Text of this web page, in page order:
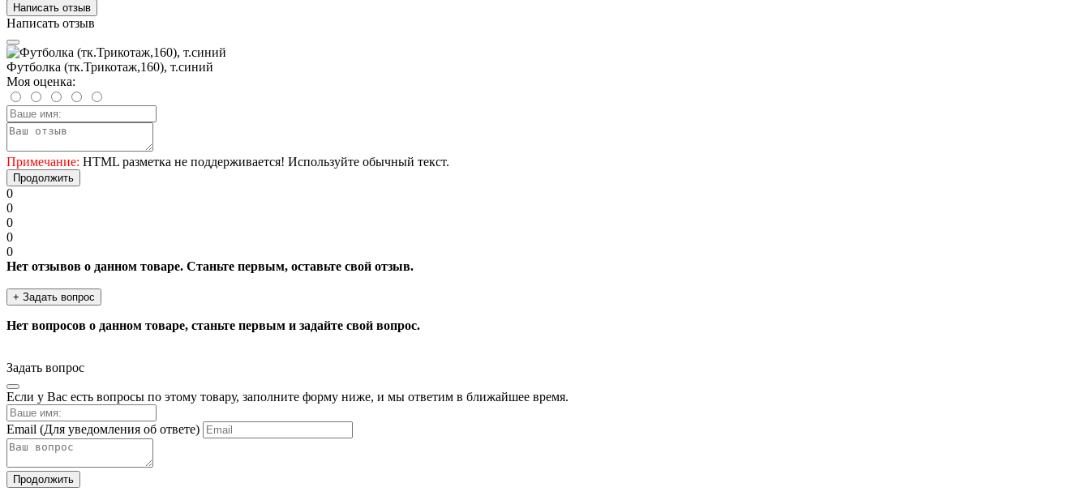
Написать отзыв
Написать отзыв
Футболка (тк.Трикотаж,160), т.синий
Моя оценка:
Примечание: HTML разметка не поддерживается! Используйте обычный текст.
Продолжить
0
0
0
0
0
Нет отзывов о данном товаре. Станьте первым, оставьте свой отзыв.
+ Задать вопрос
Нет вопросов о данном товаре, станьте первым и задайте свой вопрос.
Задать вопрос
Если у Вас есть вопросы по этому товару, заполните форму ниже, и мы ответим в ближайшее время.
Email (Для уведомления об ответе)
Продолжить